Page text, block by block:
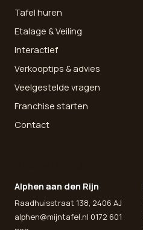
Tafel huren
Etalage & Veiling
Interactief
Verkooptips & advies
Veelgestelde vragen
Franchise starten
Contact
Alphen aan den Rijn
Raadhuisstraat 138, 2406 AJ
alphen@mijntafel.nl 0172 601